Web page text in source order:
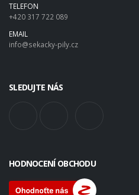
TELEFON
+420 317 722 089
EMAIL
info@sekacky-pily.cz
SLEDUJTE NÁS
HODNOCENÍ OBCHODU